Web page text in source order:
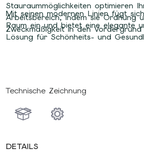
Stauraummöglichkeiten optimieren
Arbeitsbereich, indem sie Ordnung
Zweckmäßigkeit in den Vordergrund
Mit seinen modernen Linien fügt
Raum ein und bietet eine elegante
Lösung für Schönheits- und
Technische Zeichnung
DETAILS